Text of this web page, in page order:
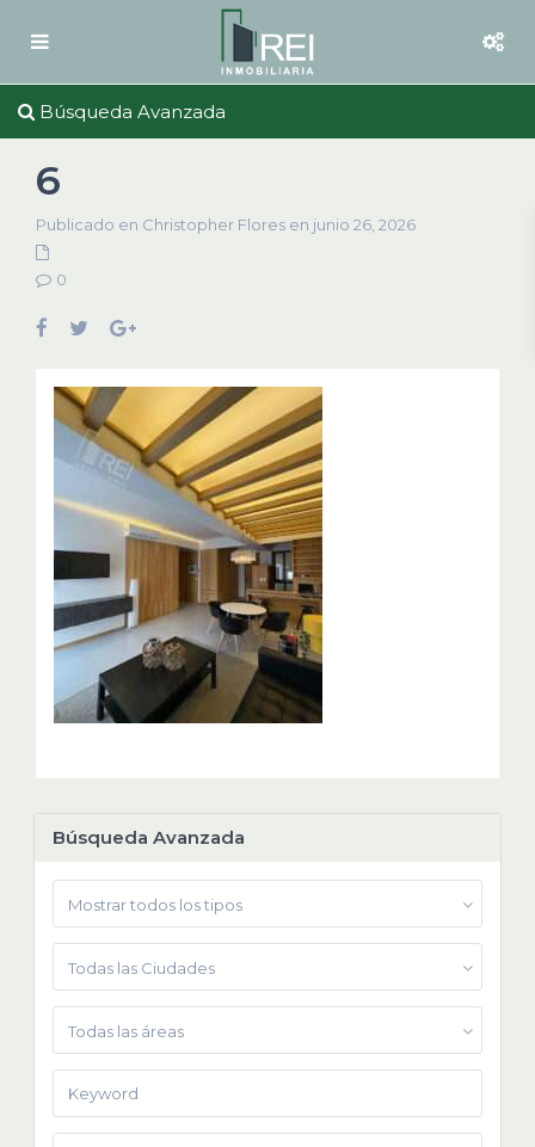
Búsqueda Avanzada
6
Publicado en Christopher Flores en junio 26, 2026
0
Búsqueda Avanzada
Mostrar todos los tipos
Todas las Ciudades
Todas las áreas